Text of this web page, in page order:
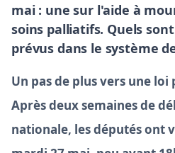
mai : une sur l'aide à
soins palliatifs. Quels
prévus dans le système
Un pas de plus vers une loi
Après deux semaines de
nationale, les députés ont